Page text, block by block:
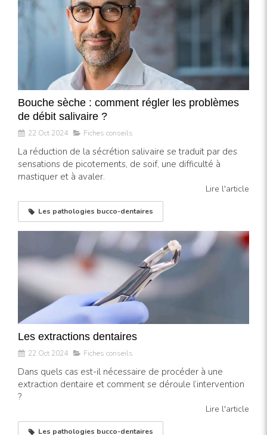
Bouche sèche : comment régler les problèmes
de débit salivaire ?
22 Oct 2024 Fiches conseils
La réduction de la sécrétion salivaire se traduit par des
sensations de picotements, de soif, une difficulté à
mastiquer et à avaler.
Lire l'article
Les pathologies bucco-dentaires
Les extractions dentaires
22 Oct 2024 Fiches conseils
Dans quels cas est-il nécessaire de procéder à une
extraction dentaire et comment se déroule l’intervention
?
Lire l'article
Les pathologies bucco-dentaires